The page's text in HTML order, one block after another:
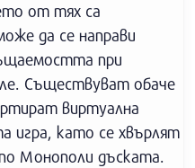
от тях са
да се направи
при
Съществуват обаче
виртуална
игра, като се хвърлят
Монополи дъската.